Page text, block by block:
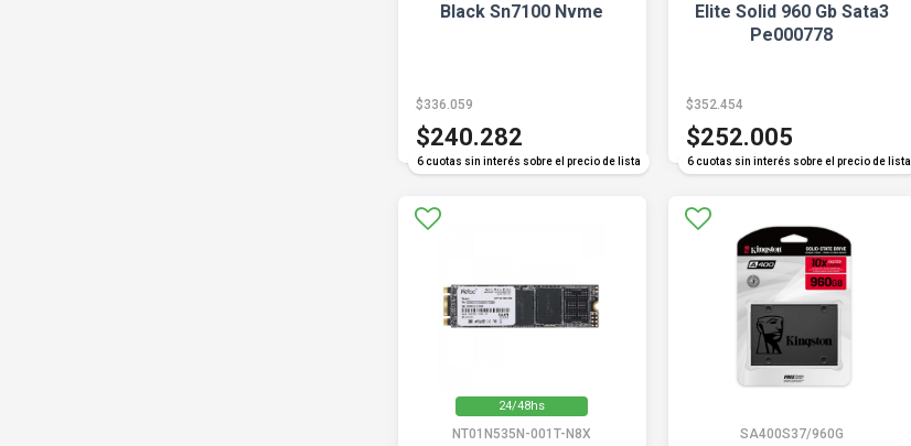
Black Sn7100 Nvme
6 cuotas sin interés sobre el precio de lista
$336.059
$240.282
Elite Solid 960 Gb Sata3
Pe000778
6 cuotas sin interés sobre el precio de lista
$352.454
$252.005
24/48hs
NT01N535N-001T-N8X SA400S37/960G